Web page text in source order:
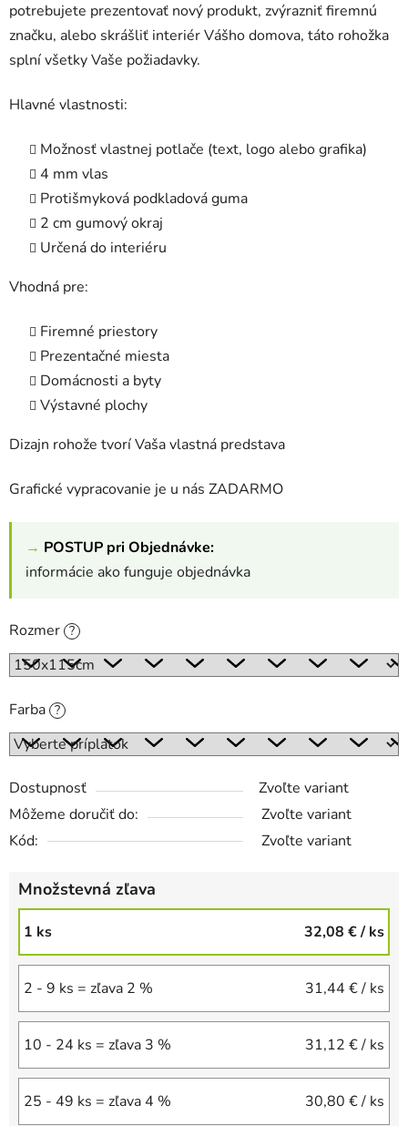
potrebujete prezentovať nový produkt, zvýrazniť firemnú
značku, alebo skrášliť interiér Vášho domova, táto rohožka
splní všetky Vaše požiadavky.
Hlavné vlastnosti:
Možnosť vlastnej potlače (text, logo alebo grafika)
4 mm vlas
Protišmyková podkladová guma
2 cm gumový okraj
Určená do interiéru
Vhodná pre:
Firemné priestory
Prezentačné miesta
Domácnosti a byty
Výstavné plochy
Dizajn rohože tvorí Vaša vlastná predstava
Grafické vypracovanie je u nás ZADARMO
→ POSTUP pri Objednávke:
informácie ako funguje objednávka
Rozmer ?
Farba ?
Dostupnosť
Zvoľte variant
Môžeme doručiť do:
Zvoľte variant
Kód:
Zvoľte variant
Množstevná zľava
1 ks 32,08 €/ ks
2 - 9 ks = zľava 2 % 31,44 €/ ks
10 - 24 ks = zľava 3 % 31,12 €/ ks
25 - 49 ks = zľava 4 % 30,80 €/ ks